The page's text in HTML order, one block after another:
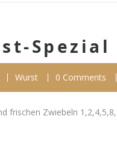
Spezial
Wurst 0 Comments
frischen Zwiebeln